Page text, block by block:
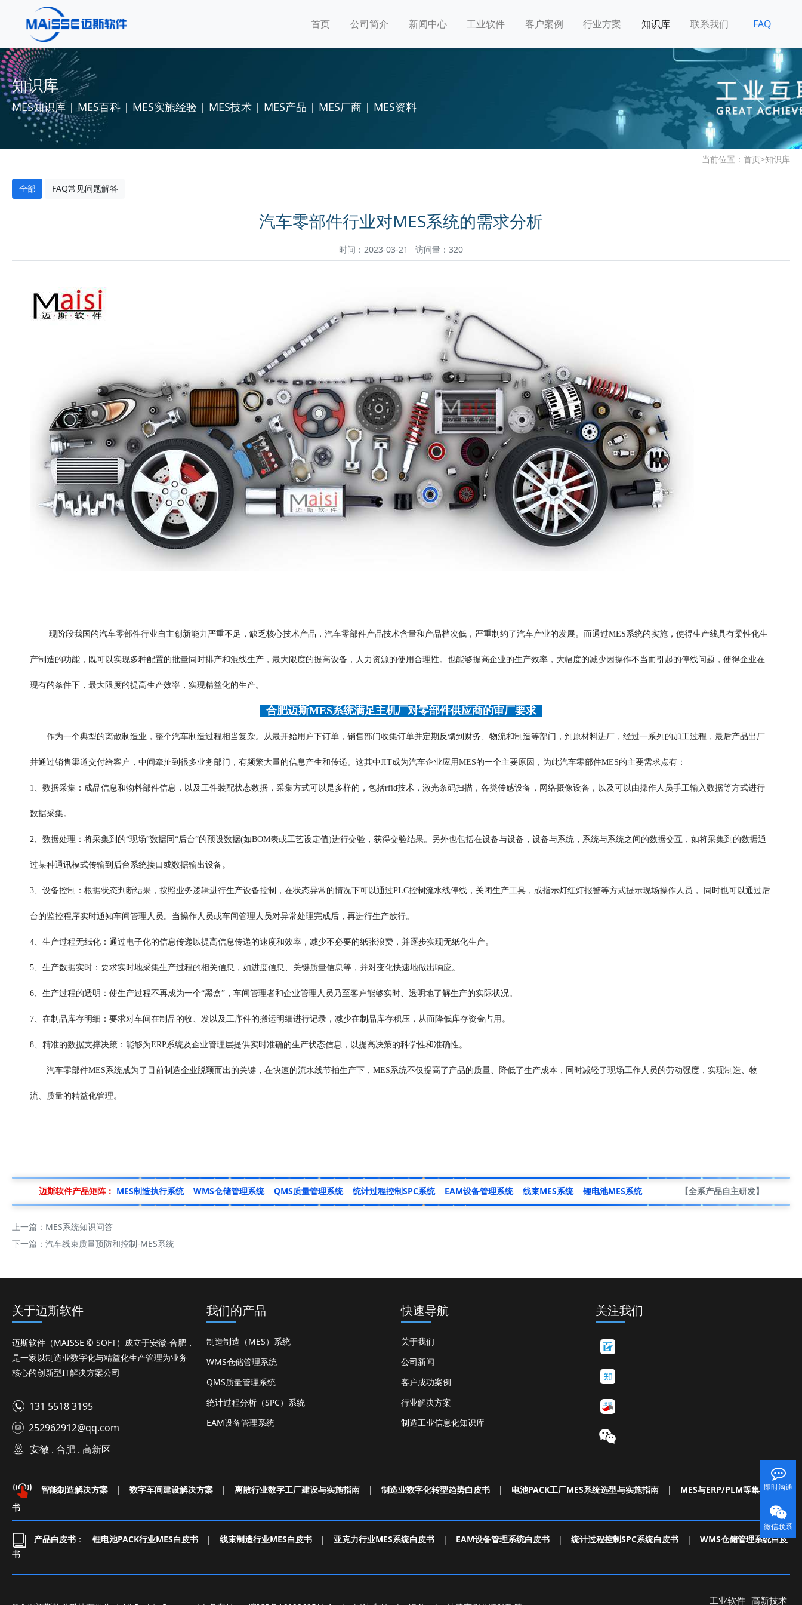
首页 公司简介 新闻中心 工业软件 客户案例 行业方案 知识库 联系我们 FAQ
知识库
MES知识库 | MES百科 | MES实施经验 | MES技术 | MES产品 | MES厂商 | MES资料
当前位置： 首页>知识库
全部 FAQ常见问题解答
汽车零部件行业对MES系统的需求分析
时间：2023-03-21 访问量：320
现阶段我国的汽车零部件行业自主创新能力严重不足，缺乏核心技术产品，汽车零部件产品技术含量和产品档次低，严重制约了汽车产业的发展。而通过MES系统的实施，使得生产线具有柔性化生
产制造的功能，既可以实现多种配置的批量同时排产和混线生产，最大限度的提高设备，人力资源的使用合理性。也能够提高企业的生产效率，大幅度的减少因操作不当而引起的停线问题，使得企业在
现有的条件下，最大限度的提高生产效率，实现精益化的生产。
合肥迈斯MES系统满足主机厂对零部件供应商的审厂要求
作为一个典型的离散制造业，整个汽车制造过程相当复杂。从最开始用户下订单，销售部门收集订单并定期反馈到财务、物流和制造等部门，到原材料进厂，经过一系列的加工过程，最后产品出厂
并通过销售渠道交付给客户，中间牵扯到很多业务部门，有频繁大量的信息产生和传递。这其中JIT成为汽车企业应用MES的一个主要原因，为此汽车零部件MES的主要需求点有：
1、数据采集：成品信息和物料部件信息，以及工件装配状态数据，采集方式可以是多样的，包括rfid技术，激光条码扫描，各类传感设备，网络摄像设备，以及可以由操作人员手工输入数据等方式进行
数据采集。
2、数据处理：将采集到的“现场”数据同“后台”的预设数据(如BOM表或工艺设定值)进行交验，获得交验结果。另外也包括在设备与设备，设备与系统，系统与系统之间的数据交互，如将采集到的数据通
过某种通讯模式传输到后台系统接口或数据输出设备。
3、设备控制：根据状态判断结果，按照业务逻辑进行生产设备控制，在状态异常的情况下可以通过PLC控制流水线停线，关闭生产工具，或指示灯红灯报警等方式提示现场操作人员， 同时也可以通过后
台的监控程序实时通知车间管理人员。当操作人员或车间管理人员对异常处理完成后，再进行生产放行。
4、生产过程无纸化：通过电子化的信息传递以提高信息传递的速度和效率，减少不必要的纸张浪费，并逐步实现无纸化生产。
5、生产数据实时：要求实时地采集生产过程的相关信息，如进度信息、关键质量信息等，并对变化快速地做出响应。
6、生产过程的透明：使生产过程不再成为一个“黑盒”，车间管理者和企业管理人员乃至客户能够实时、透明地了解生产的实际状况。
7、在制品库存明细：要求对车间在制品的收、发以及工序件的搬运明细进行记录，减少在制品库存积压，从而降低库存资金占用。
8、精准的数据支撑决策：能够为ERP系统及企业管理层提供实时准确的生产状态信息，以提高决策的科学性和准确性。
汽车零部件MES系统成为了目前制造企业脱颖而出的关键，在快速的流水线节拍生产下，MES系统不仅提高了产品的质量、降低了生产成本，同时减轻了现场工作人员的劳动强度，实现制造、物
流、质量的精益化管理。
迈斯软件产品矩阵： MES制造执行系统 WMS仓储管理系统 QMS质量管理系统 统计过程控制SPC系统 EAM设备管理系统 线束MES系统 锂电池MES系统 【全系产品自主研发】
上一篇： MES系统知识问答
下一篇： 汽车线束质量预防和控制-MES系统
关于迈斯软件
迈斯软件（MAISSE © SOFT）成立于安徽-合肥，
是一家以制造业数字化与精益化生产管理为业务
核心的创新型IT解决方案公司
131 5518 3195
252962912@qq.com
安徽 . 合肥 . 高新区
我们的产品
制造制造（MES）系统
WMS仓储管理系统
QMS质量管理系统
统计过程分析（SPC）系统
EAM设备管理系统
快速导航
关于我们
公司新闻
客户成功案例
行业解决方案
制造工业信息化知识库
关注我们
智能制造解决方案 | 数字车间建设解决方案 | 离散行业数字工厂建设与实施指南 | 制造业数字化转型趋势白皮书 | 电池PACK工厂MES系统选型与实施指南 |
MES与ERP/PLM等集成白皮
书
产品白皮书 ： 锂电池PACK行业MES白皮书 | 线束制造行业MES白皮书 | 亚克力行业MES系统白皮书 | EAM设备管理系统白皮书 | 统计过程控制SPC系统白皮书 |
WMS仓储管理系统白皮
书
工业软件 高新技术
即时沟通
微信联系